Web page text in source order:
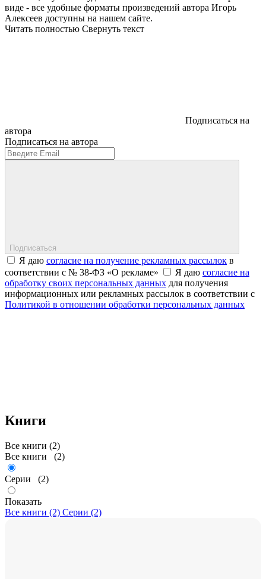
виде - все удобные форматы произведений автора Игорь
Алексеев доступны на нашем сайте.
Читать полностью Свернуть текст
Подписаться на
автора
Подписаться на автора
Подписаться
Я даю согласие на получение рекламных рассылок в
соответствии с № 38-ФЗ «О рекламе»
Я даю согласие на
обработку своих персональных данных для получения
информационных или рекламных рассылок в соответствии с
Политикой в отношении обработки персональных данных
Книги
Все книги (2)
Все книги (2)
Серии (2)
Показать
Все книги (2) Серии (2)